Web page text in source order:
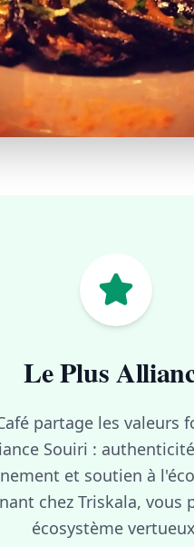
Le Plus
partage les valeurs
Souiri :
et soutien à
chez Triskala, vous
écosystème